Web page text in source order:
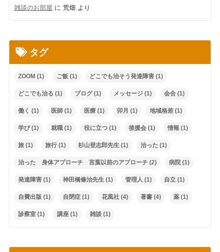
雑談のお部屋 に 荒畑 より
タグ
ZOOM(1) ご飯 (1) どこでも治そう発達障害(1)
どこでも治る (1) ブログ(1) メッセージ(1) 会合(1)
働く (1) 医師(1) 医療(1) 卯月 (1) 地域格差(1)
学び(1) 就職(1) 役に立つ(1) 後援会(1) 情報 (1)
旅(1) 旅行(1) 杉山登志郎先生(1) 治った (1)
治った 身体アプローチ 言葉以前のアプローチ(2) 病院(1)
発達障害(1) 神田橋條治先生(1) 管理人 (1) 自立(1)
自費出版 (1) 自閉症(1) 花風社(4) 著書(4) 薬(1)
診察室(1) 講座(1) 雑談(1)